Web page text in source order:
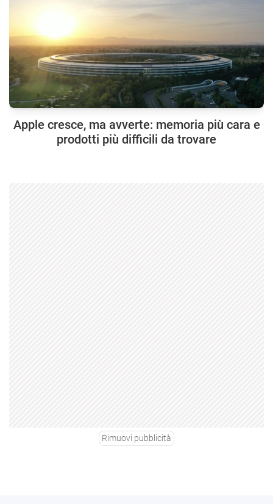
Apple cresce, ma avverte: memoria più cara e
prodotti più difficili da trovare
Rimuovi pubblicità